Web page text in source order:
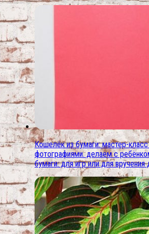
Кошелёк из бумаги: мастер-
фотографиями. делаем с
бумаги: для игр или для